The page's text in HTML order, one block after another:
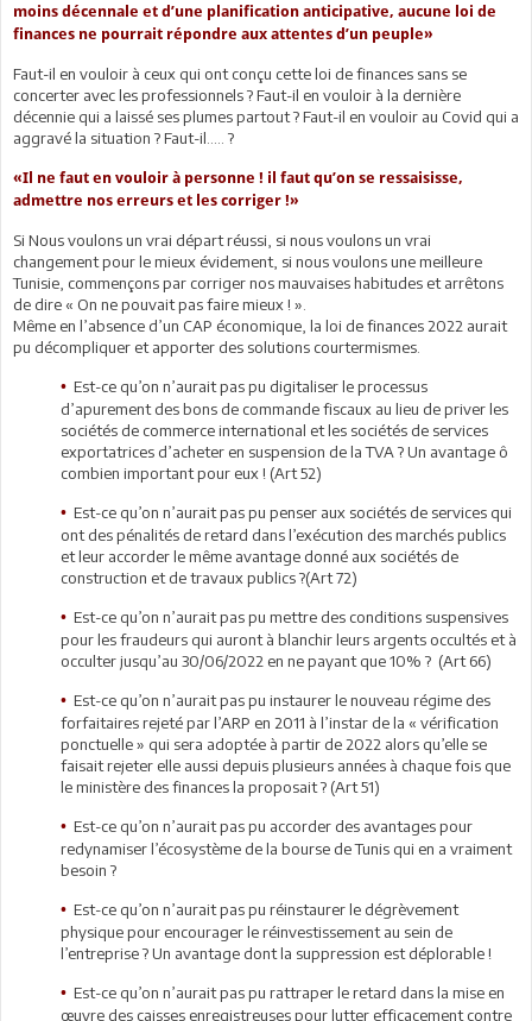
moins décennale et d’une planification anticipative, aucune loi de
finances ne pourrait répondre aux attentes d’un peuple»
Faut-il en vouloir à ceux qui ont conçu cette loi de finances sans se
concerter avec les professionnels ? Faut-il en vouloir à la dernière
décennie qui a laissé ses plumes partout ? Faut-il en vouloir au Covid qui a
aggravé la situation ? Faut-il….. ?
«Il ne faut en vouloir à personne ! il faut qu’on se ressaisisse,
admettre nos erreurs et les corriger !»
Si Nous voulons un vrai départ réussi, si nous voulons un vrai
changement pour le mieux évidement, si nous voulons une meilleure
Tunisie, commençons par corriger nos mauvaises habitudes et arrêtons
de dire « On ne pouvait pas faire mieux ! ».
Même en l’absence d’un CAP économique, la loi de finances 2022 aurait
pu décompliquer et apporter des solutions courtermismes.
• Est-ce qu’on n’aurait pas pu digitaliser le processus
d’apurement des bons de commande fiscaux au lieu de priver les
sociétés de commerce international et les sociétés de services
exportatrices d’acheter en suspension de la TVA ? Un avantage ô
combien important pour eux ! (Art 52)
• Est-ce qu’on n’aurait pas pu penser aux sociétés de services qui
ont des pénalités de retard dans l’exécution des marchés publics
et leur accorder le même avantage donné aux sociétés de
construction et de travaux publics ?(Art 72)
• Est-ce qu’on n’aurait pas pu mettre des conditions suspensives
pour les fraudeurs qui auront à blanchir leurs argents occultés et à
occulter jusqu’au 30/06/2022 en ne payant que 10% ? (Art 66)
• Est-ce qu’on n’aurait pas pu instaurer le nouveau régime des
forfaitaires rejeté par l’ARP en 2011 à l’instar de la « vérification
ponctuelle » qui sera adoptée à partir de 2022 alors qu’elle se
faisait rejeter elle aussi depuis plusieurs années à chaque fois que
le ministère des finances la proposait ? (Art 51)
• Est-ce qu’on n’aurait pas pu accorder des avantages pour
redynamiser l’écosystème de la bourse de Tunis qui en a vraiment
besoin ?
• Est-ce qu’on n’aurait pas pu réinstaurer le dégrèvement
physique pour encourager le réinvestissement au sein de
l’entreprise ? Un avantage dont la suppression est déplorable !
• Est-ce qu’on n’aurait pas pu rattraper le retard dans la mise en
œuvre des caisses enregistreuses pour lutter efficacement contre